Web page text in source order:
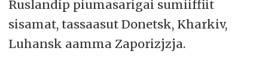
Ruslandip piumasarigai sumiiffiit
sisamat, tassaasut Donetsk, Kharkiv,
Luhansk aamma Zaporizjzja.